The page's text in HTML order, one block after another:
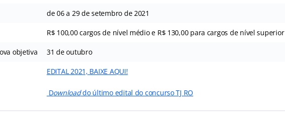
de 06 a 29 de setembro de 2021
R$ 100,00 cargos de nível médio e R$ 130,00 para cargos de nível superior
objetiva 31 de outubro
EDITAL 2021, BAIXE AQUI!
Downloaddo último edital do concurso TJ RO